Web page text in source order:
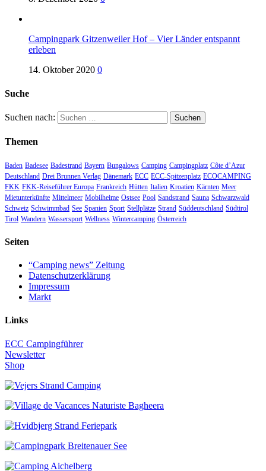
Campingpark Gitzenweiler Hof – Vier Länder entspannt
erleben
14. Oktober 2020 0
Suche
Suchen nach:
Themen
Baden Badesee Badestrand Bayern Bungalows Camping Campingplatz Côte d’Azur
Deutschland Drei Brunnen Verlag Dänemark ECC ECC-Spitzenplatz ECOCAMPING
FKK FKK-Reiseführer Europa Frankreich Hütten Italien Kroatien Kärnten Meer
Mietunterkünfte Mittelmeer Mobilheime Ostsee Pool Sandstrand Sauna Schwarzwald
Schweiz Schwimmbad See Spanien Sport Stellplätze Strand Süddeutschland Südtirol
Tirol Wandern Wassersport Wellness Wintercamping Österreich
Seiten
“Camping news” Zeitung
Datenschutzerklärung
Impressum
Markt
Links
ECC Campingführer
Newsletter
Shop